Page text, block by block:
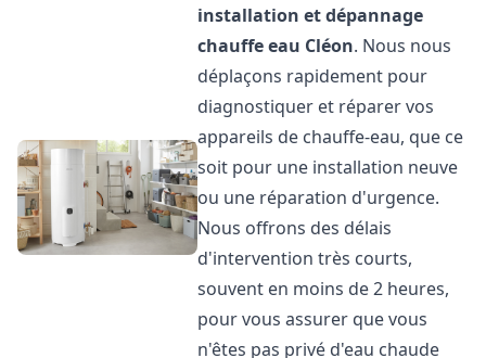
installation et dépannage
chauffe eau Cléon. Nous nous
déplaçons rapidement pour
diagnostiquer et réparer vos
appareils de chauffe-eau, que ce
soit pour une installation neuve
ou une réparation d'urgence.
Nous offrons des délais
d'intervention très courts,
souvent en moins de 2 heures,
pour vous assurer que vous
n'êtes pas privé d'eau chaude